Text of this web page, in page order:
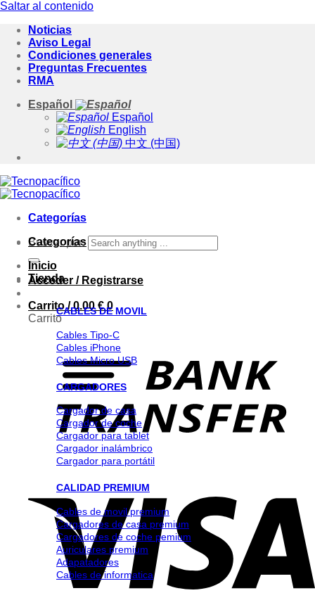
Saltar al contenido
Noticias
Aviso Legal
Condiciones generales
Preguntas Frecuentes
RMA
Español
Español
English
中文 (中国)
Categorías
Buscar por:
Acceder / Registrarse
Carrito /0.00€ 0
Carrito
Categorías
Inicio
Tienda
CABLES DE MOVIL
Cables Tipo-C
Cables iPhone
Cables Micro USB
CARGADORES
Cargador de casa
Cargador de coche
Cargador para tablet
Cargador inalámbrico
Cargador para portátil
CALIDAD PREMIUM
Cables de movil premium
Cargadores de casa premium
Cargadores de coche pemium
Auriculares premium
Adapatadores
Cables de informatica